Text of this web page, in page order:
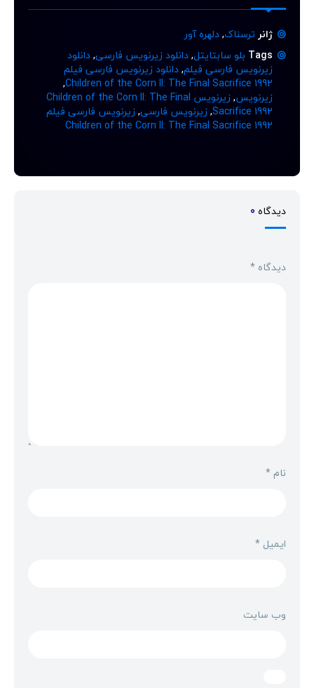
ژانر ترسناک,دلهره آور
Tags بلو سابتایتل,دانلود زیرنویس فارسی,دانلود
زیرنویس فارسی فیلم,دانلود زیرنویس فارسی فیلم
Children of the Corn II: The Final Sacrifice 1992
,
زیرنویس,
زیرنویس Children of the Corn II: The Final
Sacrifice 1992
,زیرنویس فارسی,زیرنویس فارسی فیلم
Children of the Corn II: The Final Sacrifice 1992
دیدگاه 0
دیدگاه *
نام*
ایمیل *
وب‌ سایت